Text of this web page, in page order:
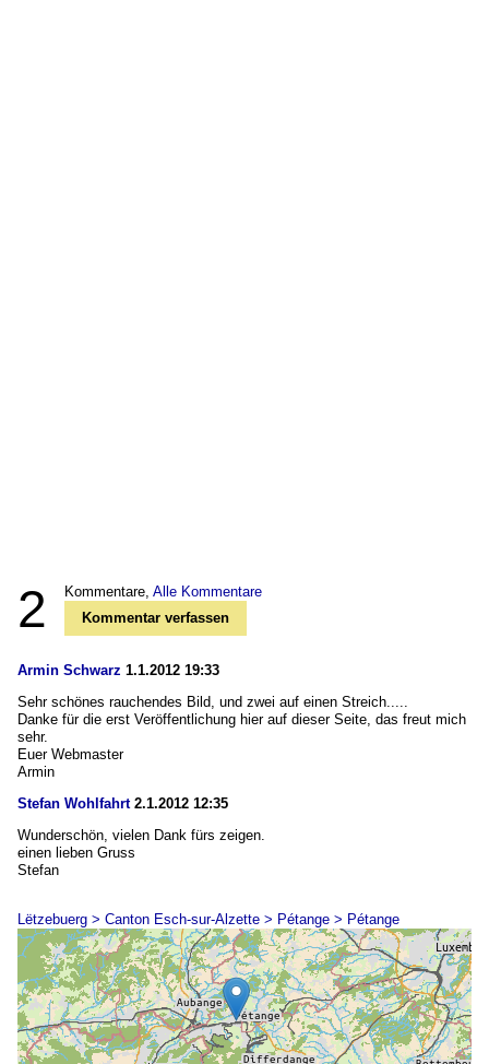
2 Kommentare, Alle Kommentare
Kommentar verfassen
Armin Schwarz 1.1.2012 19:33
Sehr schönes rauchendes Bild, und zwei auf einen Streich.....
Danke für die erst Veröffentlichung hier auf dieser Seite, das freut mich
sehr.
Euer Webmaster
Armin
Stefan Wohlfahrt2.1.2012 12:35
Wunderschön, vielen Dank fürs zeigen.
einen lieben Gruss
Stefan
Lëtzebuerg > Canton Esch-sur-Alzette > Pétange > Pétange